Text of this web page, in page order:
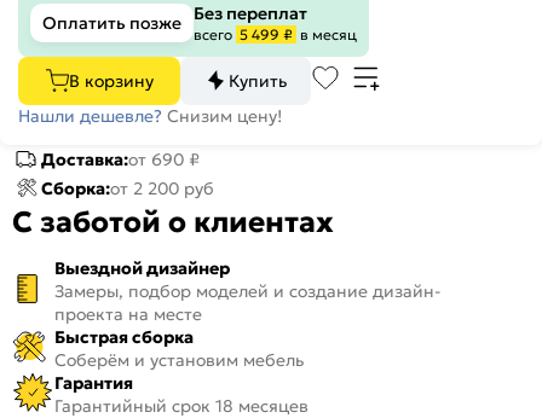
Оплатить позже Без переплат
всего 5 499 ₽ в месяц
В корзину
Купить
Нашли дешевле? Снизим цену!
Доставка:от 690 ₽
Сборка:от 2 200 руб
С заботой о клиентах
Выездной дизайнер
Замеры, подбор моделей и создание дизайн-
проекта на месте
Быстрая сборка
Соберём и установим мебель
Гарантия
Гарантийный срок 18 месяцев